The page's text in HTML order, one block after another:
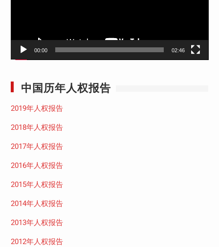
00:00 02:46
中国历年人权报告
2019年人权报告
2018年人权报告
2017年人权报告
2016年人权报告
2015年人权报告
2014年人权报告
2013年人权报告
2012年人权报告